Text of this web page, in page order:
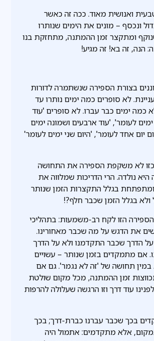
ואנושית מאוד. ככה זה כאשר
ונכסף – מונים את הימים שנותרו
ומתקצר זמן ההמתנה, מתחזקת בנו
הנה, זה בא! זה מגיע!
בצורת הספירה שנשתמרה לדורות
לא סופרים כמה ימים נותרו עד
כמה ימים כבר עברו. לא סופרים 'עוד
לעומר', 'עוד ארבעים ושמונה ימים
יום אחד לעומר', 'היום שני ימים לעומר'
כזו לא משקפת הספירה את התחושה
נולדה. הרי הדריכות שמלווה את
בגלל התקצרות הזמן שנותר
ולא בגלל הזמן שכבר חלף?!
הזו לקח רב-משמעות: בתהליכי
את הדגש על מה שכבר מאחורינו.
הדרך שכבר התקדמנו ולא על הדרך
אם מתמקדים בזמן שנותר – עשויים
במין תחושה של 'זה לא נגמר'. גם אם
זמן ההמתנה, מכל מקום שולטת
עוד דרך וזו הרגשה שעלולה להרפות
בכך שכבר עברנו כברת-דרך; בכך
במקום, אלא מתקדמים: אתמול היה